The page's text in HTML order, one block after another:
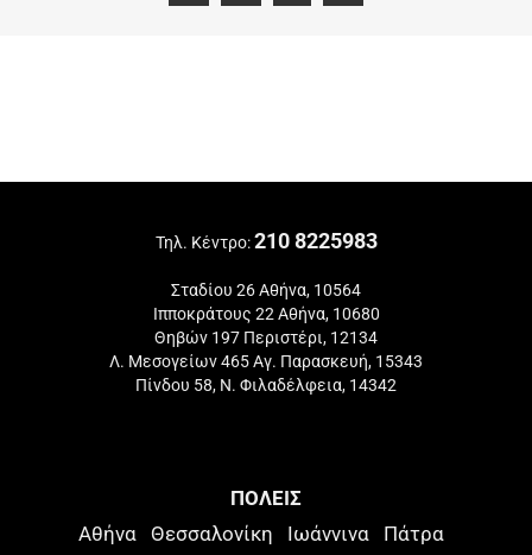
Τηλ. Κέντρο:210 8225983
Σταδίου 26 Αθήνα, 10564
Ιπποκράτους 22 Αθήνα, 10680
Θηβών 197 Περιστέρι, 12134
Λ. Μεσογείων 465 Αγ. Παρασκευή, 15343
Πίνδου 58, Ν. Φιλαδέλφεια, 14342
ΠΟΛΕΙΣ
Αθήνα Θεσσαλονίκη Ιωάννινα
Πάτρα